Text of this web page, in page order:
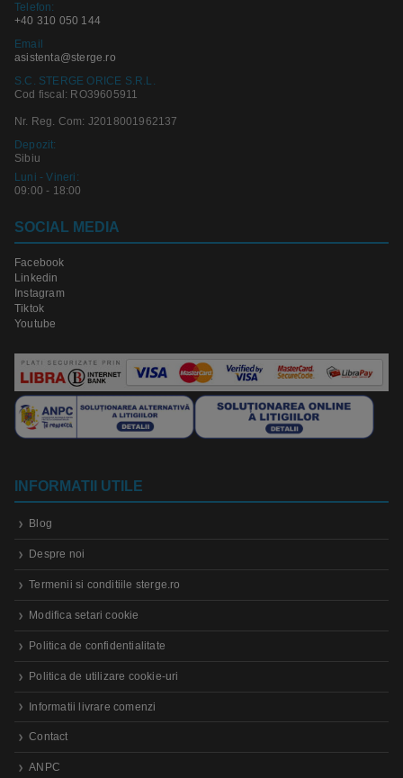
Telefon:
+40 310 050 144
Email
asistenta@sterge.ro
S.C. STERGE ORICE S.R.L.
Cod fiscal: RO39605911
Nr. Reg. Com: J2018001962137
Depozit:
Sibiu
Luni - Vineri:
09:00 - 18:00
SOCIAL MEDIA
Facebook
Linkedin
Instagram
Tiktok
Youtube
INFORMATII UTILE
Blog
Despre noi
Termenii si conditiile sterge.ro
Modifica setari cookie
Politica de confidentialitate
Politica de utilizare cookie-uri
Informatii livrare comenzi
Contact
ANPC